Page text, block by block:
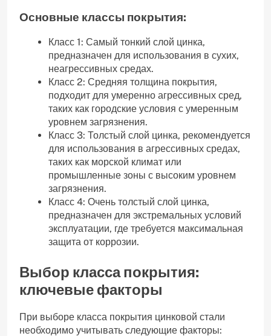
Основные классы покрытия:
Класс 1: Самый тонкий слой цинка,
предназначен для использования в сухих,
неагрессивных средах.
Класс 2: Средняя толщина покрытия,
подходит для умеренно агрессивных сред,
таких как городские условия с умеренным
уровнем загрязнения.
Класс 3: Толстый слой цинка, рекомендуется
для использования в агрессивных средах,
таких как морской климат или
промышленные зоны с высоким уровнем
загрязнения.
Класс 4: Очень толстый слой цинка,
предназначен для экстремальных условий
эксплуатации, где требуется максимальная
защита от коррозии.
Выбор класса покрытия:
ключевые факторы
При выборе класса покрытия цинковой стали
необходимо учитывать следующие факторы: